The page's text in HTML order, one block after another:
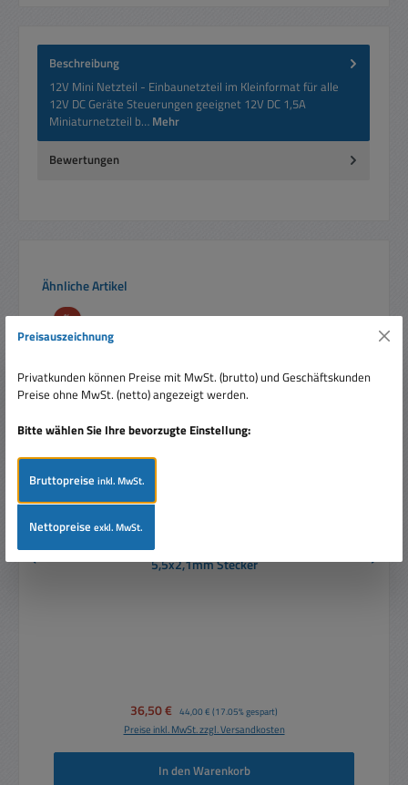
Beschreibung
12V Mini Netzteil - Einbaunetzteil im Kleinformat für alle
12V DC Geräte Steuerungen geeignet 12V DC 1,5A
Miniaturnetzteil b… Mehr
Bewertungen
Produktgalerie überspringen
Ähnliche Artikel
%Rabatt
12V Netzteil 12V 2A 24Watt Mini Netzteil IP67 mit
5,5x2,1mm Stecker
Verkaufspreis:
36,50 € Regulärer Preis:
44,00 € (17.05% gespart)
Preise inkl. MwSt. zzgl. Versandkosten
In den Warenkorb
Preisauszeichnung
Privatkunden können Preise mit MwSt. (brutto) und Geschäftskunden
Preise ohne MwSt. (netto) angezeigt werden.
Bitte wählen Sie Ihre bevorzugte Einstellung:
Bruttopreiseinkl. MwSt.
Nettopreiseexkl. MwSt.